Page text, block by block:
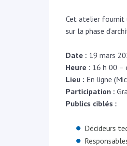
Cet atelier fournit
sur la phase
Date : 19 mars
Heure : 16 h 00 –
Lieu : En ligne
Participation :
Publics ciblés :
Décideurs